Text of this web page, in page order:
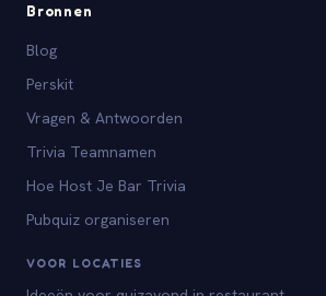
Bronnen
Blog
Perskit
Vragen & Antwoorden
Trivia Teamnamen
Hoe Host Je Bar Trivia
Pubquiz organiseren
VOOR LOCATIES